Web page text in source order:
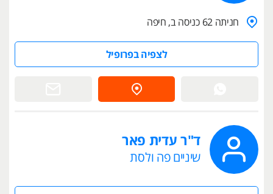
חניתה 62 כניסה ב, חיפה
לצפיה בפרופיל
ד"ר עדית פאר
שיניים פה ולסת